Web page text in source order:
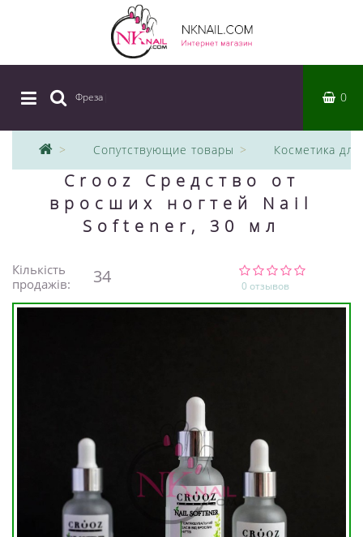
Фреза 0
Сопутствующие товары Косметика для
Crooz Средство от
вросших ногтей Nail
Softener, 30 мл
Кількість
продажів:
34 0 отзывов